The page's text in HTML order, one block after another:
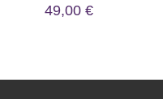
49,00 €